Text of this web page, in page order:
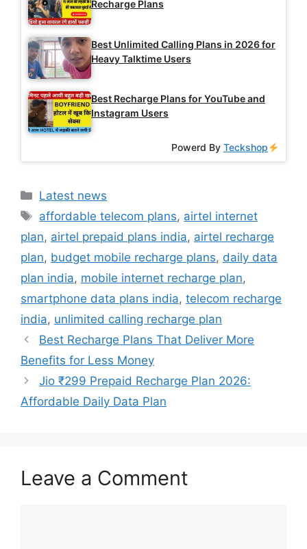
Recharge Plans
Best Unlimited Calling Plans in 2026 for
Heavy Talktime Users
Best Recharge Plans for YouTube and
Instagram Users
Powerd ByTeckshop
Categories
Latest news
Tags
affordable telecom plans, airtel internet
plan, airtel prepaid plans india, airtel recharge
plan, budget mobile recharge plans, daily data
plan india, mobile internet recharge plan,
smartphone data plans india, telecom recharge
india, unlimited calling recharge plan
Best Recharge Plans That Deliver More
Benefits for Less Money
Jio ₹299 Prepaid Recharge Plan 2026:
Affordable Daily Data Plan
Leave a Comment